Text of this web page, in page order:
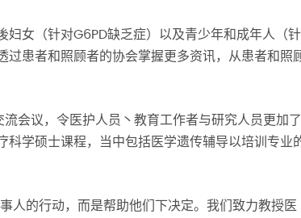
女（针对G6PD缺乏症）以及青少年和成年人（针
患者和照顾者的协会掌握更多资讯，从患者和照
会议，令医护人员丶教育工作者与研究人员更加了
学硕士课程，当中包括医学遗传辅导以培训专业
人的行动，而是帮助他们下决定。我们致力教授医